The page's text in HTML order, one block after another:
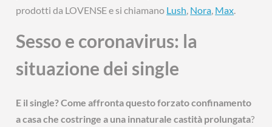
prodotti da LOVENSE e si chiamano Lush Nora Max
Sesso e coronavirus: la
situazione dei single
E il single? Come affronta questo forzato confinamento
a casa che costringe a una innaturale castità prolungata?